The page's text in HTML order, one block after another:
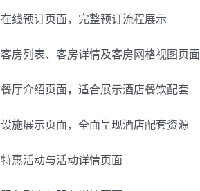
在线预订页面，完整预订流程展示
客房列表、客房详情及客房网格视图页面
餐厅介绍页面，适合展示酒店餐饮配套
设施展示页面，全面呈现酒店配套资源
特惠活动与活动详情页面